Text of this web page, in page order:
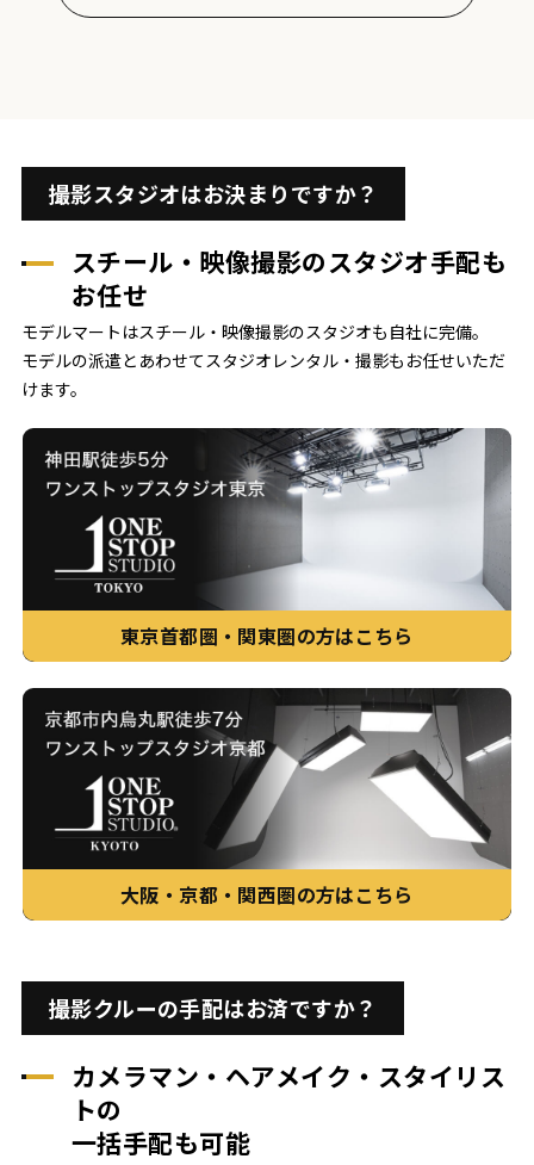
撮影スタジオはお決まりですか？
スチール・映像撮影のスタジオ手配も
お任せ
モデルマートはスチール・映像撮影のスタジオも自社に完備。
モデルの派遣とあわせてスタジオレンタル・撮影もお任せいただ
けます。
東京首都圏・関東圏の方はこちら
大阪・京都・関西圏の方はこちら
撮影クルーの手配はお済ですか？
カメラマン・ヘアメイク・スタイリス
トの
一括手配も可能